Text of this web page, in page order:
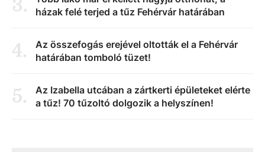
3.
házak felé terjed a tűz Fehérvár határában
4.
Az összefogás erejével oltották el a Fehérvár
határában tomboló tüzet!
5.
Az Izabella utcában a zártkerti épületeket elérte
a tűz! 70 tűzoltó dolgozik a helyszínen!